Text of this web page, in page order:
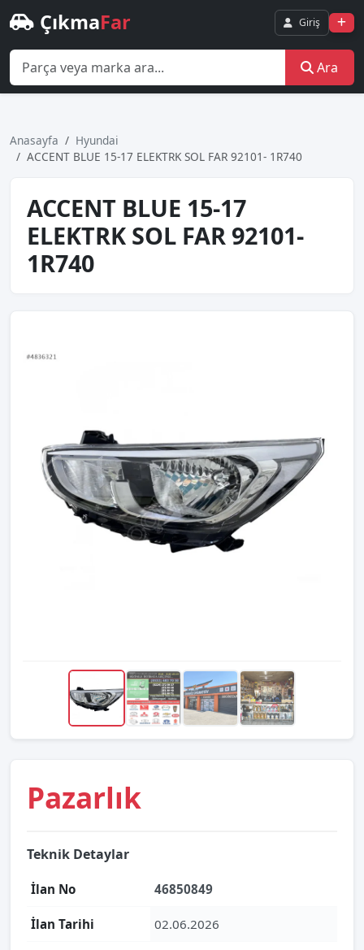
ÇıkmaFar Giriş
Ara
Anasayfa
Hyundai
ACCENT BLUE 15-17 ELEKTRK SOL FAR 92101- 1R740
ACCENT BLUE 15-17
ELEKTRK SOL FAR 92101-
1R740
Pazarlık
Teknik Detaylar
İlan No 46850849
İlan Tarihi 02.06.2026